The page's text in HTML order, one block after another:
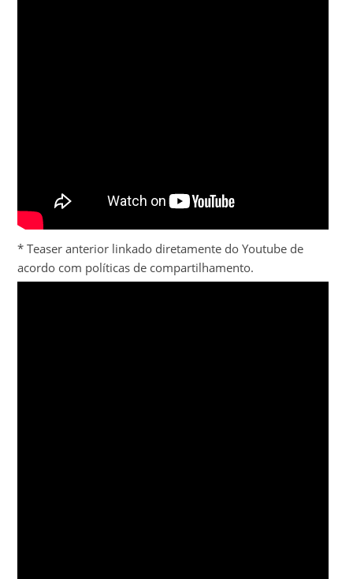
* Teaser anterior linkado diretamente do Youtube de
acordo com políticas de compartilhamento.